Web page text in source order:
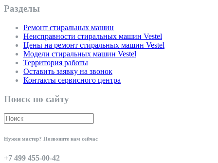
Разделы
Ремонт стиральных машин
Неисправности стиральных машин Vestel
Цены на ремонт стиральных машин Vestel
Модели стиральных машин Vestel
Территория работы
Оставить заявку на звонок
Контакты сервисного центра
Поиск по сайту
Нужен мастер? Позвоните нам сейчас
+7 499 455-00-42